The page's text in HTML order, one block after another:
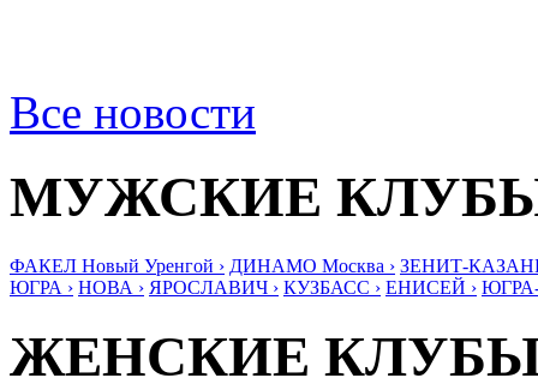
Все новости
МУЖСКИЕ
ФАКЕЛ Новый Уренгой › ДИНАМО Москва › ЗЕНИТ-
ЮГРА › НОВА › ЯРОСЛАВИЧ › КУЗБАСС › ЕНИСЕЙ ›
ЖЕНСКИЕ